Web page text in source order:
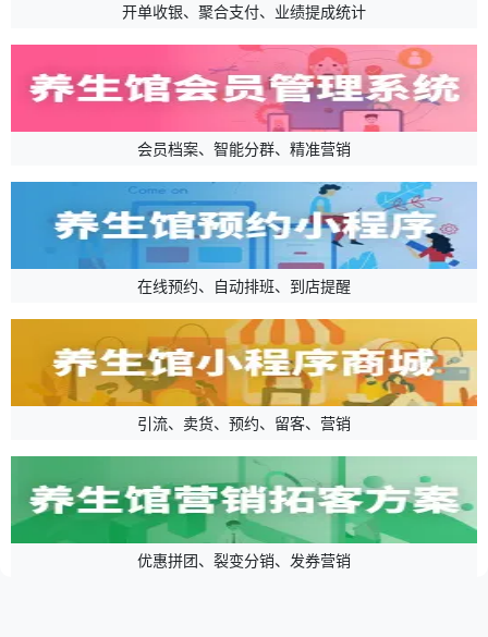
开单收银、聚合支付、业绩提成统计
会员档案、智能分群、精准营销
在线预约、自动排班、到店提醒
引流、卖货、预约、留客、营销
优惠拼团、裂变分销、发券营销